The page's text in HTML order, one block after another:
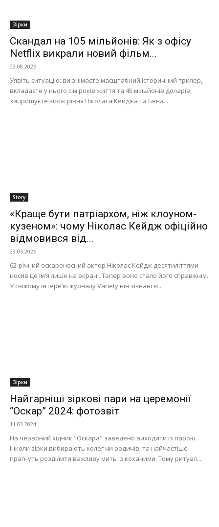
Зірки
Скандал на 105 мільйонів: Як з офісу
Netflix викрали новий фільм...
03.08.2026
Уявіть ситуацію: ви знімаєте масштабний історичний трилер,
вкладаєте у нього сім років життя та 45 мільйонів доларів,
запрошуєте зірок рівня Ніколаса Кейджа та Бена...
Story
«Краще бути патріархом, ніж клоуном-
кузеном»: чому Ніколас Кейдж офіційно
відмовився від...
29.05.2026
62-річний оскароносний актор Ніколас Кейдж десятиліттями
носив це ім’я лише на екрані. Тепер воно стало його справжнім.
У свіжому інтерв’ю журналу Variety він зізнався:...
Зірки
Найгарніші зіркові пари на церемонії
“Оскар” 2024: фотозвіт
11.03.2024
На червоний хідник "Оскара" заведено виходити із парою.
Інколи зірки вибирають колег чи родичів, та найчастіше
прагнуть розділити важливу мить із коханими. Тому ритуал...